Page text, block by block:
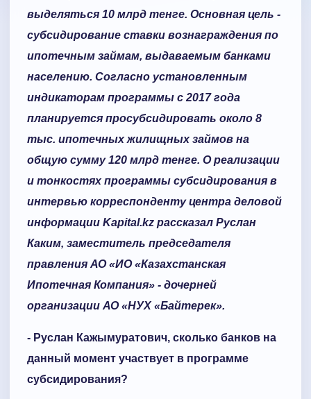
выделяться 10 млрд тенге. Основная цель -
субсидирование ставки вознаграждения по
ипотечным займам, выдаваемым банками
населению. Согласно установленным
индикаторам программы с 2017 года
планируется просубсидировать около 8
тыс. ипотечных жилищных займов на
общую сумму 120 млрд тенге. О реализации
и тонкостях программы субсидирования в
интервью корреспонденту центра деловой
информации Kapital.kz рассказал Руслан
Каким, заместитель председателя
правления АО «ИО «Казахстанская
Ипотечная Компания» - дочерней
организации АО «НУХ «Байтерек».
- Руслан Кажымуратович, сколько банков на
данный момент участвует в программе
субсидирования?